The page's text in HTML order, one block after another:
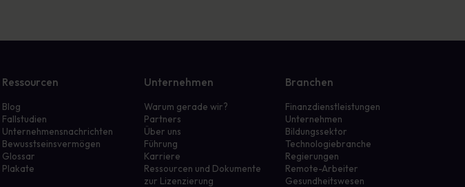
Ressourcen
Blog
Fallstudien
Unternehmensnachrichten
Bewusstseinsvermögen
Glossar
Plakate
Unternehmen
Warum gerade wir?
Partners
Über uns
Führung
Karriere
Ressourcen und Dokumente
zur Lizenzierung
Branchen
Finanzdienstleistungen
Unternehmen
Bildungssektor
Technologiebranche
Regierungen
Remote-Arbeiter
Gesundheitswesen